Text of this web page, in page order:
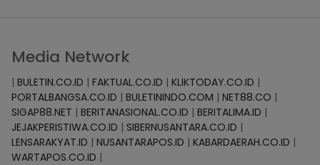
Media Network
| BULETIN.CO.ID | FAKTUAL.CO.ID | KLIKTODAY.CO.ID |
PORTALBANGSA.CO.ID | BULETININDO.COM | NET88.CO |
SIGAP88.NET | BERITANASIONAL.CO.ID | BERITALIMA.ID |
JEJAKPERISTIWA.CO.ID | SIBERNUSANTARA.CO.ID |
LENSARAKYAT.ID | NUSANTARAPOS.ID | KABARDAERAH.CO.ID |
WARTAPOS.CO.ID |